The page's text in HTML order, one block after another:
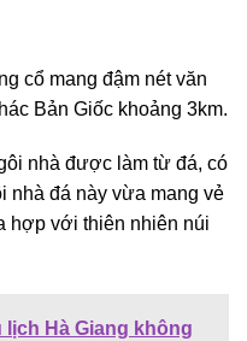
cổ mang đậm nét văn
Bản Giốc khoảng 3km.
nhà được làm từ đá, có
nhà đá này vừa mang vẻ
hợp với thiên nhiên núi
lịch Hà Giang không